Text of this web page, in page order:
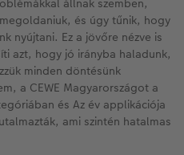
és úgy tűnik, hogy
nyújtani. Ez a jövőre nézve is
azt, hogy jó irányba haladunk,
minden döntésünk
a CEWE Magyarországot a
és Az év applikációja
ami szintén hatalmas